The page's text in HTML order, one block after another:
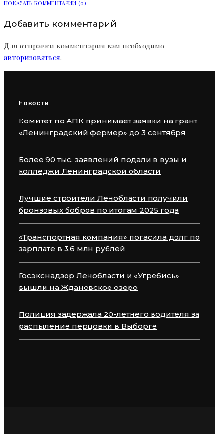
ПОКАЗАТЬ КОММЕНТАРИИ (0)
Добавить комментарий
Для отправки комментария вам необходимо
авторизоваться.
Новости
Комитет по АПК принимает заявки на грант
«Ленинградский фермер» до 3 сентября
Более 90 тыс. заявлений подали в вузы и
колледжи Ленинградской области
Лучшие строители Ленобласти получили
бронзовых бобров по итогам 2025 года
«Транспортная компания» погасила долг по
зарплате в 3,6 млн рублей
Госэконадзор Ленобласти и «Угребись»
вышли на Ждановское озеро
Полиция задержала 20-летнего водителя за
распыление перцовки в Выборге